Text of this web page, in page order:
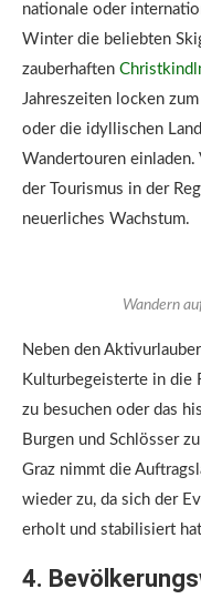
nationale oder
Winter die beliebten
zauberhaften
Jahreszeiten locken
oder die idyllischen
Wandertouren
der Tourismus in der
neuerliches Wachstum.
Wandern
Neben den
Kulturbegeisterte in die
zu besuchen oder das
Burgen und Schlösser
Graz nimmt die
wieder zu, da sich der
erholt und stabilisiert
4.